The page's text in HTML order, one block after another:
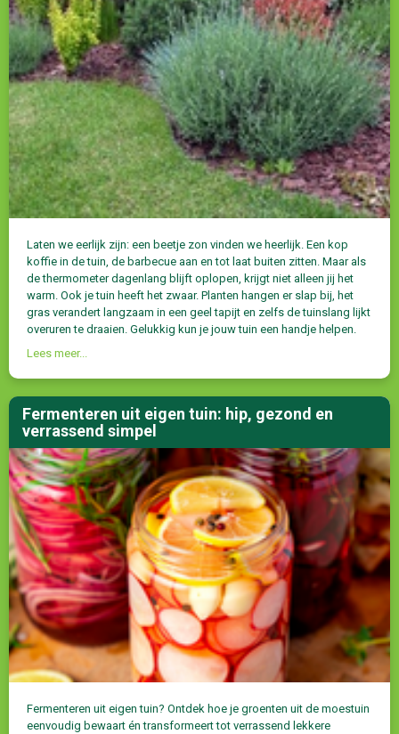
Laten we eerlijk zijn: een beetje zon vinden we heerlijk. Een kop
koffie in de tuin, de barbecue aan en tot laat buiten zitten. Maar als
de thermometer dagenlang blijft oplopen, krijgt niet alleen jij het
warm. Ook je tuin heeft het zwaar. Planten hangen er slap bij, het
gras verandert langzaam in een geel tapijt en zelfs de tuinslang lijkt
overuren te draaien. Gelukkig kun je jouw tuin een handje helpen.
Lees meer...
Fermenteren uit eigen tuin: hip, gezond en
verrassend simpel
Fermenteren uit eigen tuin? Ontdek hoe je groenten uit de moestuin
eenvoudig bewaart én transformeert tot verrassend lekkere